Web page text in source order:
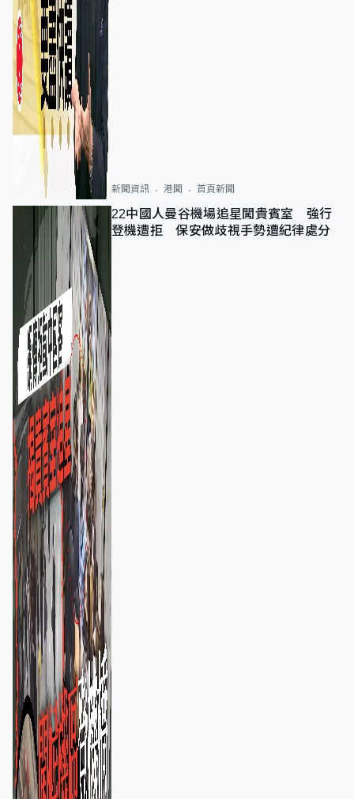
新聞資訊 港聞 首頁新聞
22中國人曼谷機場追星闖貴賓室 強行
登機遭拒 保安做歧視手勢遭紀律處分